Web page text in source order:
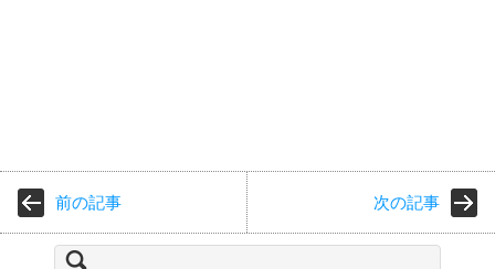
前の記事 次の記事
検
索: